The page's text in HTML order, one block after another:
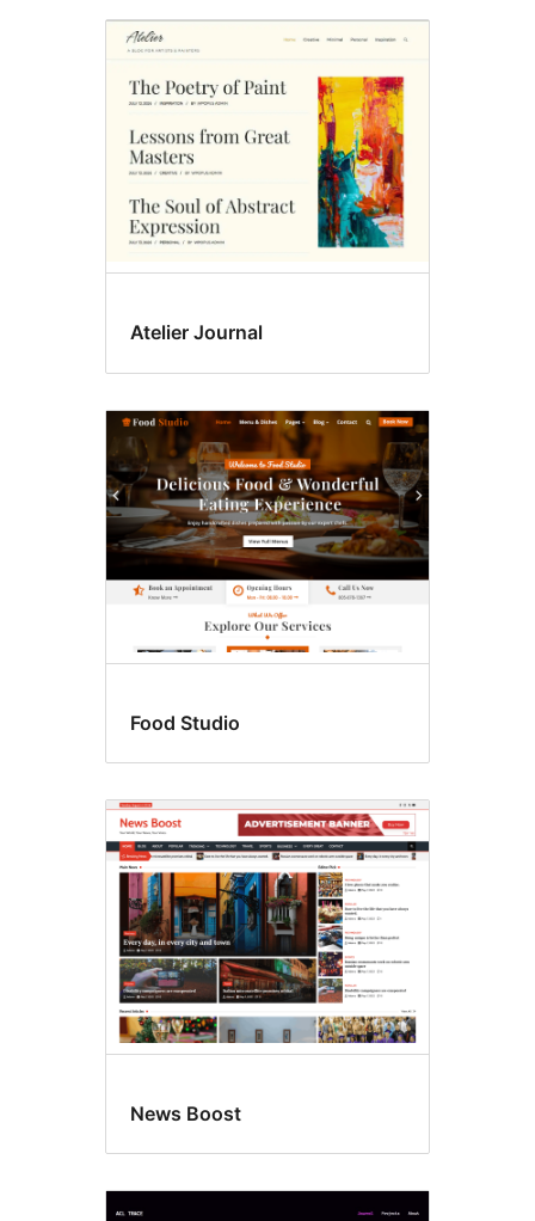
Atelier Journal
Food Studio
News Boost